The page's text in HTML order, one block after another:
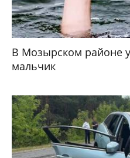
В Мозырском районе
мальчик